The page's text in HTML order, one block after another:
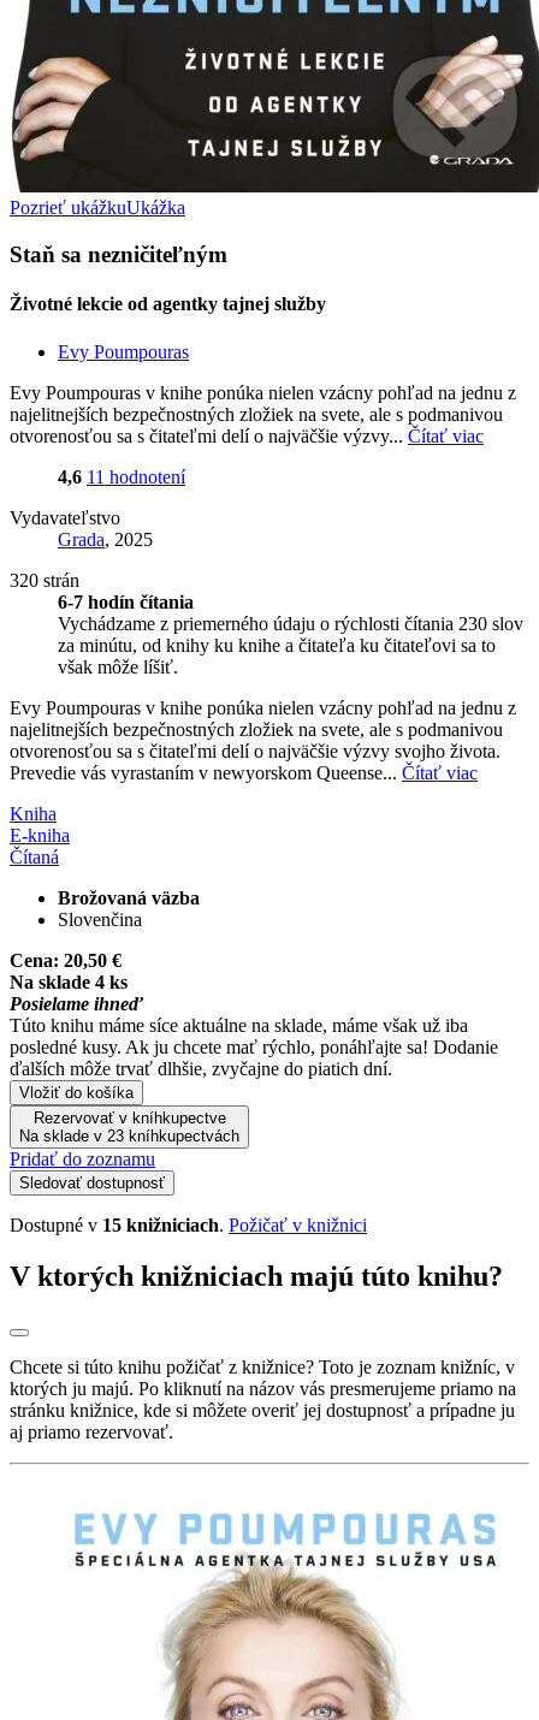
Pozrieť ukážkuUkážka
Staň sa nezničiteľným
Životné lekcie od agentky tajnej služby
Evy Poumpouras
Evy Poumpouras v knihe ponúka nielen vzácny pohľad na jednu z
najelitnejších bezpečnostných zložiek na svete, ale s podmanivou
otvorenosťou sa s čitateľmi delí o najväčšie výzvy... Čítať viac
4,6 11 hodnotení
Vydavateľstvo
Grada, 2025
320 strán
6-7 hodín čítania
Vychádzame z priemerného údaju o rýchlosti čítania 230 slov
za minútu, od knihy ku knihe a čitateľa ku čitateľovi sa to
však môže líšiť.
Evy Poumpouras v knihe ponúka nielen vzácny pohľad na jednu z
najelitnejších bezpečnostných zložiek na svete, ale s podmanivou
otvorenosťou sa s čitateľmi delí o najväčšie výzvy svojho života.
Prevedie vás vyrastaním v newyorskom Queense... Čítať viac
Kniha
E-kniha
Čítaná
Brožovaná väzba
Slovenčina
Cena: 20,50 €
Na sklade 4 ks
Posielame ihneď
Túto knihu máme síce aktuálne na sklade, máme však už iba
posledné kusy. Ak ju chcete mať rýchlo, ponáhľajte sa! Dodanie
ďalších môže trvať dlhšie, zvyčajne do piatich dní.
Vložiť do košíka
Rezervovať v kníhkupectve
Na sklade v 23 kníhkupectvách
Pridať do zoznamu
Sledovať dostupnosť
Dostupné v 15 knižniciach. Požičať v knižnici
V ktorých knižniciach majú túto knihu?
Chcete si túto knihu požičať z knižnice? Toto je zoznam knižníc, v
ktorých ju majú. Po kliknutí na názov vás presmerujeme priamo na
stránku knižnice, kde si môžete overiť jej dostupnosť a prípadne ju
aj priamo rezervovať.